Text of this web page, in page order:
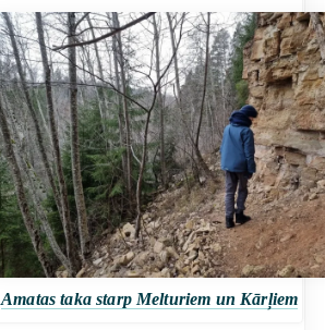
Amatas taka starp Melturiem un Kārļiem